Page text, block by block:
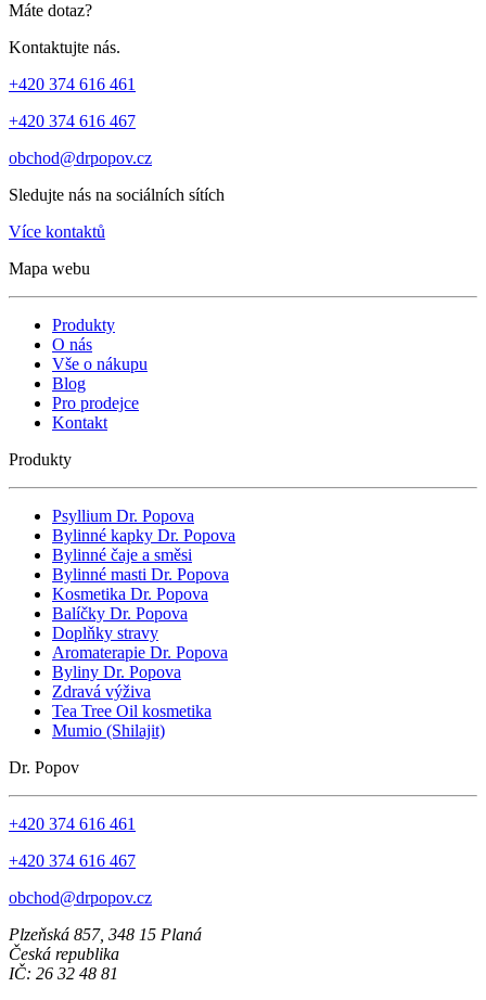
Máte dotaz?
Kontaktujte nás.
+420 374 616 461
+420 374 616 467
obchod@drpopov.cz
Sledujte nás na sociálních sítích
Více kontaktů
Mapa webu
Produkty
O nás
Vše o nákupu
Blog
Pro prodejce
Kontakt
Produkty
Psyllium Dr. Popova
Bylinné kapky Dr. Popova
Bylinné čaje a směsi
Bylinné masti Dr. Popova
Kosmetika Dr. Popova
Balíčky Dr. Popova
Doplňky stravy
Aromaterapie Dr. Popova
Byliny Dr. Popova
Zdravá výživa
Tea Tree Oil kosmetika
Mumio (Shilajit)
Dr. Popov
+420 374 616 461
+420 374 616 467
obchod@drpopov.cz
Plzeňská 857, 348 15 Planá
Česká republika
IČ: 26 32 48 81